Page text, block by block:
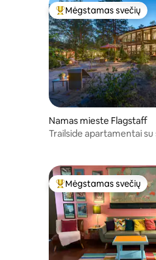
Svečių mėgstamiausias
Mėgstamas svečių
Namas mieste Flagstaff
Trailside apartamentai
Svečių mėgstamiausias
Mėgstamas svečių